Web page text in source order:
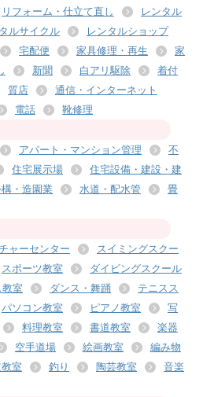
リフォーム・仕立て直し
レンタル
ルサイクル
レンタルショップ
宅配便 家具修理・再生
家
新聞 白アリ駆除
着付
質店
通信・インターネット
電話 靴修理
アパート・マンション管理
不
住宅展示場
住宅設備・建設・建
・造園業 水道・配水管
畳
ャーセンター
スイミングスクー
スポーツ教室
ダイビングスクール
室
ダンス・舞踊
テニスス
パソコン教室 ピアノ教室
写
料理教室 書道教室
楽器
空手道場 絵画教室
編み物
室 釣り 陶芸教室
音楽